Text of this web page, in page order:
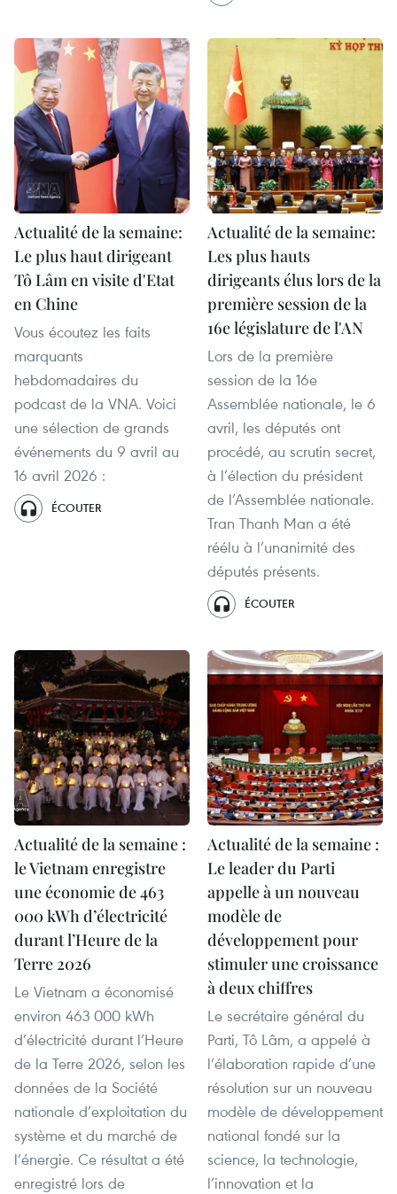
Actualité de la semaine:
Le plus haut dirigeant
Tô Lâm en visite d'Etat
en Chine
Vous écoutez les faits
marquants
hebdomadaires du
podcast de la VNA. Voici
une sélection de grands
événements du 9 avril au
16 avril 2026 :
ÉCOUTER
Actualité de la semaine:
Les plus hauts
dirigeants élus lors de la
première session de la
16e législature de l'AN
Lors de la première
session de la 16e
Assemblée nationale, le 6
avril, les députés ont
procédé, au scrutin secret,
à l’élection du président
de l’Assemblée nationale.
Tran Thanh Man a été
réélu à l’unanimité des
députés présents.
ÉCOUTER
Actualité de la semaine :
le Vietnam enregistre
une économie de 463
000 kWh d’électricité
durant l’Heure de la
Terre 2026
Le Vietnam a économisé
environ 463 000 kWh
d’électricité durant l’Heure
de la Terre 2026, selon les
données de la Société
nationale d’exploitation du
système et du marché de
l’énergie. Ce résultat a été
enregistré lors de
Actualité de la semaine :
Le leader du Parti
appelle à un nouveau
modèle de
développement pour
stimuler une croissance
à deux chiffres
Le secrétaire général du
Parti, Tô Lâm, a appelé à
l’élaboration rapide d’une
résolution sur un nouveau
modèle de développement
national fondé sur la
science, la technologie,
l’innovation et la